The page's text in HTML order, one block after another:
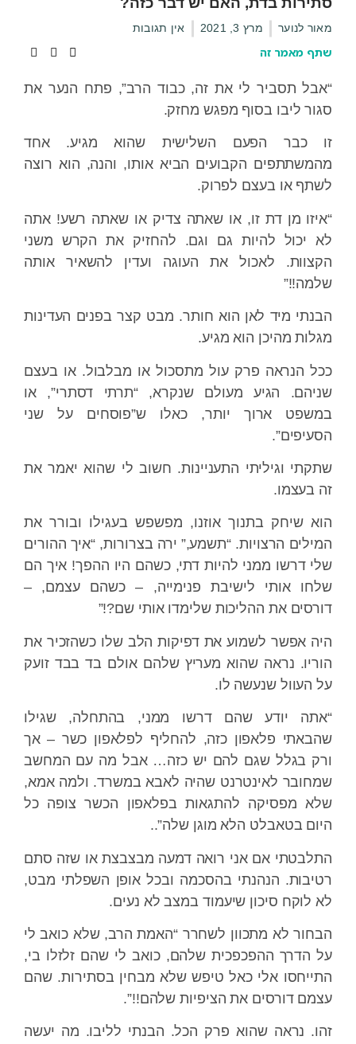
מאור לנוער מרץ 3, 2021 אין תגובות
שתף מאמר זה
“אבל תסביר לי את זה, כבוד הרב”, פתח הנער את
סגור ליבו בסוף מפגש מחזק.
זו כבר הפעם השלישית שהוא מגיע. אחד
מהמשתתפים הקבועים הביא אותו, והנה, הוא רוצה
לשתף או בעצם לפרוק.
“איזו מן דת זו, או שאתה צדיק או שאתה רשע! אתה
לא יכול להיות גם וגם. להחזיק את הקרש משני
הקצוות. לאכול את העוגה ועדין להשאיר אותה
שלמה!!”
הבנתי מיד לאן הוא חותר. מבט קצר בפנים העדינות
מגלות מהיכן הוא מגיע.
ככל הנראה פרק עול מתסכול או מבלבול. או בעצם
שניהם. הגיע מעולם שנקרא, “תרתי דסתרי”, או
במשפט ארוך יותר, כאלו ש”פוסחים על שני
הסעיפים”.
שתקתי וגיליתי התעניינות. חשוב לי שהוא יאמר את
זה בעצמו.
הוא שיחק בתנוך אוזנו, מפשפש בעגילו ובורר את
המילים הרצויות. “תשמע,” ירה בצרורות, “איך ההורים
שלי דרשו ממני להיות דתי, כשהם היו ההפך! איך הם
שלחו אותי לישיבת פנימייה, – כשהם עצמם, –
דורסים את ההליכות שלימדו אותי שם?!”
היה אפשר לשמוע את דפיקות הלב שלו כשהזכיר את
הוריו. נראה שהוא מעריץ שלהם אולם בד בבד זועק
על העוול שנעשה לו.
“אתה יודע שהם דרשו ממני, בהתחלה, שגילו
שהבאתי פלאפון כזה, להחליף לפלאפון כשר – אך
ורק בגלל שגם להם יש כזה… אבל מה עם המחשב
שמחובר לאינטרנט שהיה לאבא במשרד. ולמה אמא,
שלא מפסיקה להתגאות בפלאפון הכשר צופה כל
היום בטאבלט הלא מוגן שלה”..
התלבטתי אם אני רואה דמעה מבצבצת או שזה סתם
רטיבות. הנהנתי בהסכמה ובכל אופן השפלתי מבט,
לא לוקח סיכון שיעמוד במצב לא נעים.
הבחור לא מתכוון לשחרר “האמת הרב, שלא כואב לי
על הדרך ההפכפכית שלהם, כואב לי שהם זלזלו בי,
התייחסו אלי כאל טיפש שלא מבחין בסתירות. שהם
עצמם דורסים את הציפיות שלהם!!”.
זהו. נראה שהוא פרק הכל. הבנתי לליבו. מה יעשה